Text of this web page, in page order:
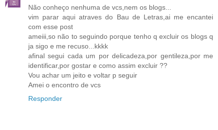
Não conheço nenhuma de vcs,nem os blogs...
vim parar aqui atraves do Bau de Letras,ai me encantei
com esse post
ameiii,so não to seguindo porque tenho q excluir os blogs q
ja sigo e me recuso...kkkk
afinal segui cada um por delicadeza,por gentileza,por me
identificar,por gostar e como assim excluir ??
Vou achar um jeito e voltar p seguir
Amei o encontro de vcs
Responder